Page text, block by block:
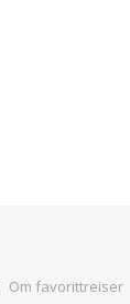
Om favorittreiser